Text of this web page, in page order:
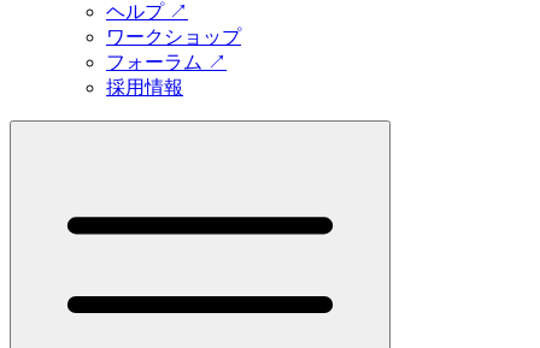
ヘルプ↗
ワークショップ
フォーラム ↗
採用情報